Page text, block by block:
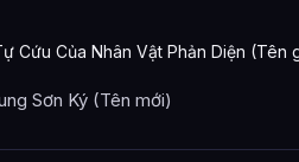
Cứu Của Nhân Vật Phản Diện (Tên
Sơn Ký (Tên mới)